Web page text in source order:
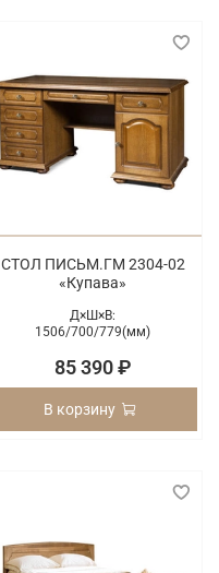
СТОЛ ПИСЬМ.ГМ 2304-02
«Купава»
Д×Ш×В:
1506/700/779(мм)
85 390 ₽
В корзину